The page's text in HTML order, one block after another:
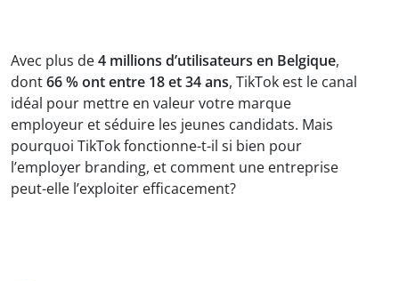
Avec plus de4 millions d’utilisateurs en Belgique,
dont66 % ont entre 18 et 34 ans, TikTok est le canal
idéal pour mettre en valeur votre marque
employeur et séduire les jeunes candidats. Mais
pourquoi TikTok fonctionne-t-il si bien pour
l’employer branding, et comment une entreprise
peut-elle l’exploiter efficacement?